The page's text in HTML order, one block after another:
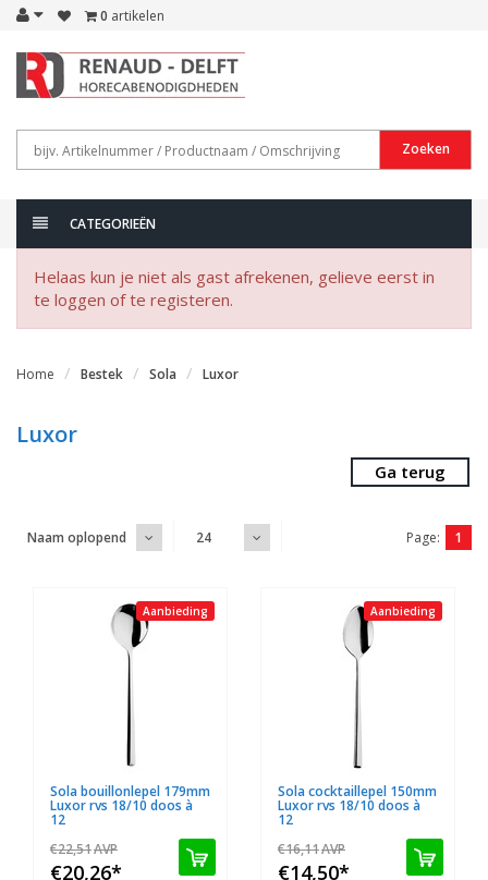
0 artikelen
Zoeken
CATEGORIEËN
Helaas kun je niet als gast afrekenen, gelieve eerst in
te loggen of te registeren.
Home Bestek Sola Luxor
Luxor
Ga terug
Naam oplopend 24 Page: 1
Aanbieding
Sola bouillonlepel 179mm
Luxor rvs 18/10 doos à
12
€22,51AVP
€20,26*
Aanbieding
Sola cocktaillepel 150mm
Luxor rvs 18/10 doos à
12
€16,11AVP
€14,50*